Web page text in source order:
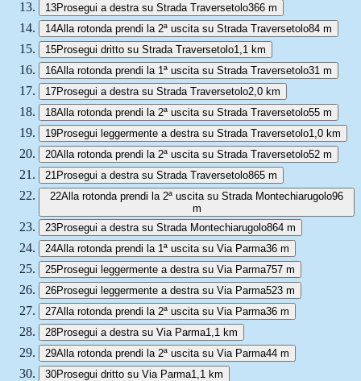
13Prosegui a destra su Strada Traversetolo366 m
14Alla rotonda prendi la 2ª uscita su Strada Traversetolo84 m
15Prosegui dritto su Strada Traversetolo1,1 km
16Alla rotonda prendi la 1ª uscita su Strada Traversetolo31 m
17Prosegui a destra su Strada Traversetolo2,0 km
18Alla rotonda prendi la 2ª uscita su Strada Traversetolo55 m
19Prosegui leggermente a destra su Strada Traversetolo1,0 km
20Alla rotonda prendi la 2ª uscita su Strada Traversetolo52 m
21 Prosegui a destra su Strada Traversetolo865 m
22Alla rotonda prendi la 2ª uscita su Strada Montechiarugolo96
m
23Prosegui a destra su Strada Montechiarugolo864 m
24Alla rotonda prendi la 1ª uscita su Via Parma36 m
25Prosegui leggermente a destra su Via Parma757 m
26Prosegui leggermente a destra su Via Parma523 m
27Alla rotonda prendi la 2ª uscita su Via Parma36 m
28Prosegui a destra su Via Parma1,1 km
29Alla rotonda prendi la 2ª uscita su Via Parma44 m
30Prosegui dritto su Via Parma1,1 km